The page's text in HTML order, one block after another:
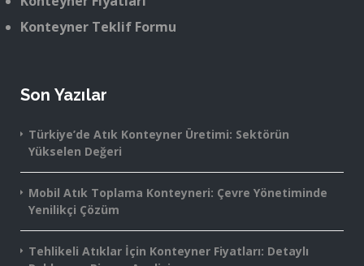
Konteyner Teklif Formu
Son Yazılar
Türkiye’de Atık Konteyner Üretimi: Sektörün
Yükselen Değeri
Mobil Atık Toplama Konteyneri: Çevre Yönetiminde
Yenilikçi Çözüm
Tehlikeli Atıklar İçin Konteyner Fiyatları: Detaylı